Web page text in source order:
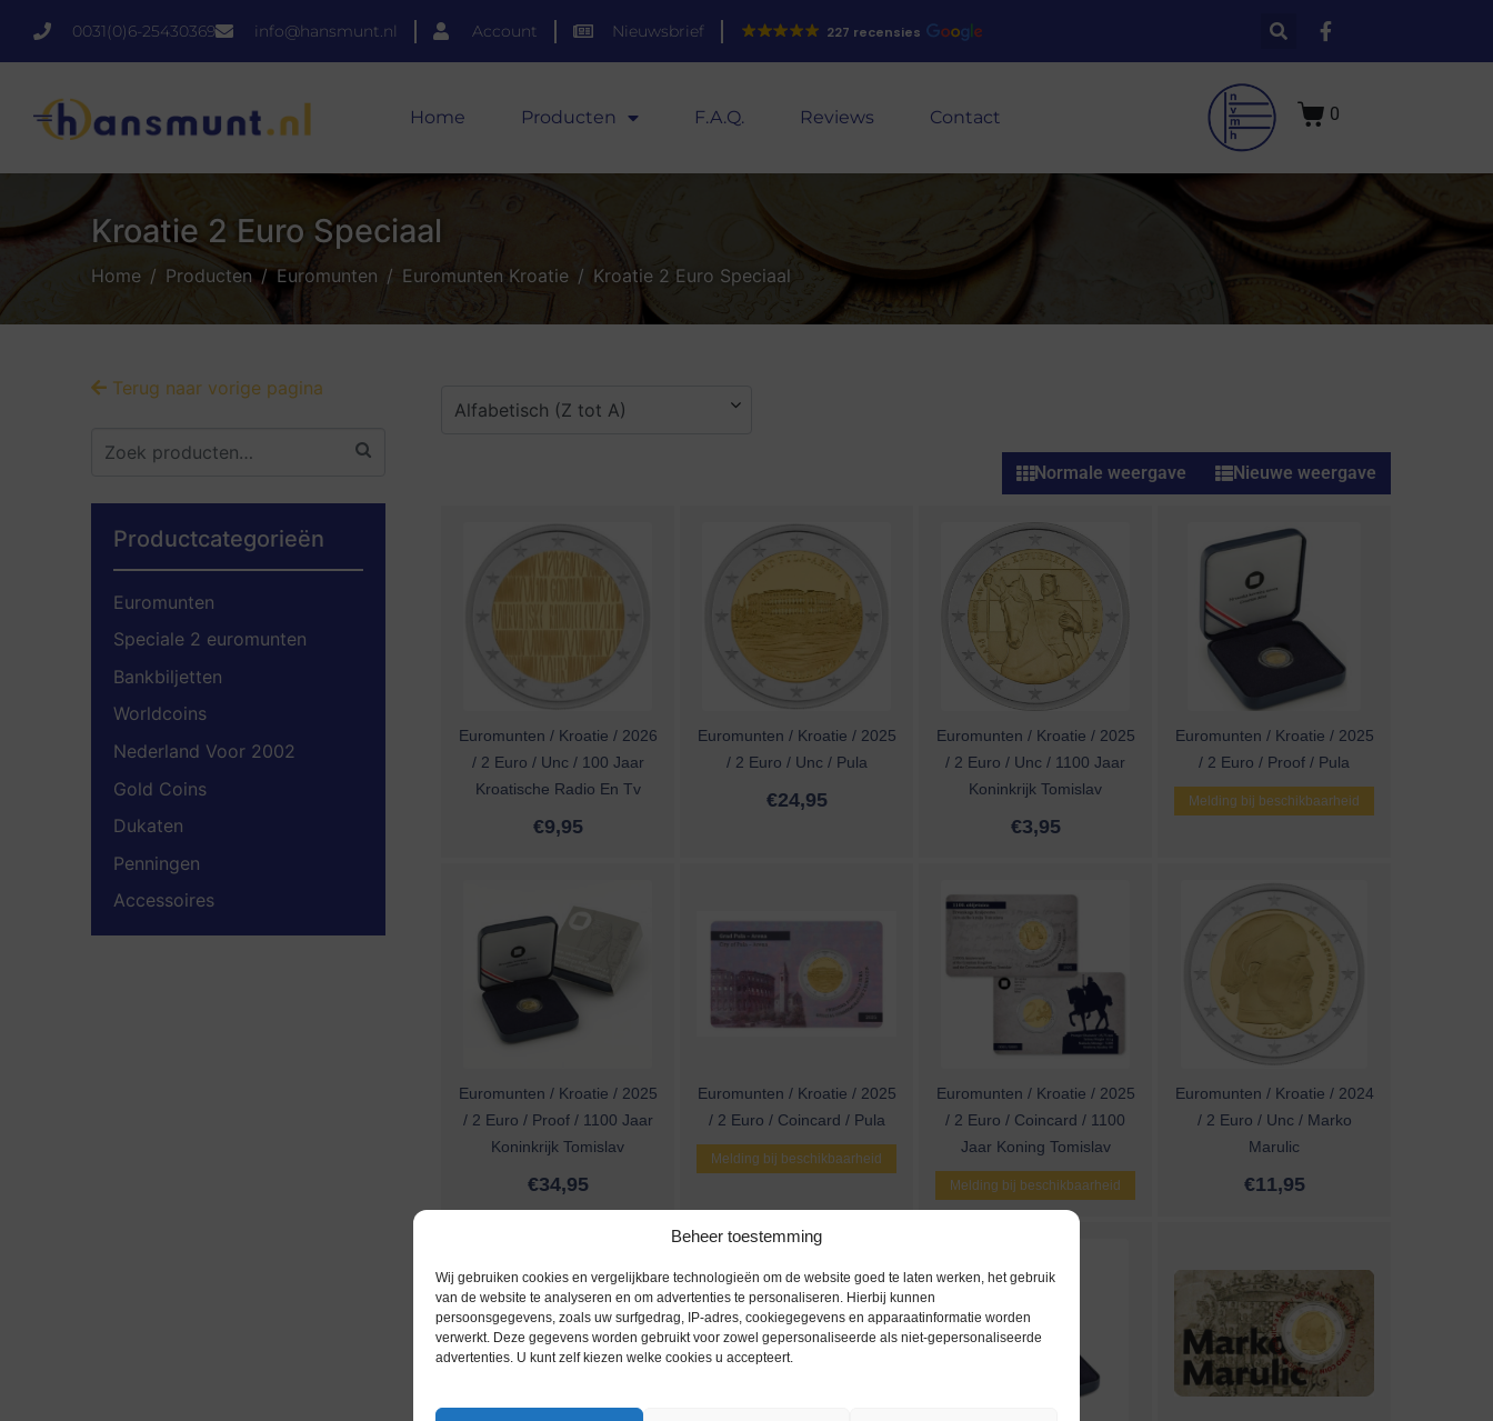
Beheer toestemming
Wij gebruiken cookies en vergelijkbare technologieën om de website goed te laten werken, het gebruik
van de website te analyseren en om advertenties te personaliseren. Hierbij kunnen
persoonsgegevens, zoals uw surfgedrag, IP-adres, cookiegegevens en apparaatinformatie worden
verwerkt. Deze gegevens worden gebruikt voor zowel gepersonaliseerde als niet-gepersonaliseerde
advertenties. U kunt zelf kiezen welke cookies u accepteert.
0031(0)6-25430369 info@hansmunt.nl Account Nieuwsbrief 227 recensies
Home Producten F.A.Q. Reviews Contact 0
Kroatie 2 Euro Speciaal
Home Producten Euromunten Euromunten Kroatie Kroatie 2 Euro Speciaal
Normale weergave Nieuwe weergave
Euromunten / Kroatie / 2026
/ 2 Euro / Unc / 100 Jaar
Kroatische Radio En Tv
€9,95
Euromunten / Kroatie / 2025
/ 2 Euro / Unc / Pula
€24,95
Euromunten / Kroatie / 2025
/ 2 Euro / Unc / 1100 Jaar
Koninkrijk Tomislav
€3,95
Euromunten / Kroatie / 2025
/ 2 Euro / Proof / Pula
Melding bij beschikbaarheid
Euromunten / Kroatie / 2025
/ 2 Euro / Proof / 1100 Jaar
Koninkrijk Tomislav
€34,95
Euromunten / Kroatie / 2025
/ 2 Euro / Coincard / Pula
Melding bij beschikbaarheid
Euromunten / Kroatie / 2025
/ 2 Euro / Coincard / 1100
Jaar Koning Tomislav
Melding bij beschikbaarheid
Euromunten / Kroatie / 2024
/ 2 Euro / Unc / Marko
Marulic
€11,95
Terug naar vorige pagina
Productcategorieën
Euromunten
Speciale 2 euromunten
Bankbiljetten
Worldcoins
Nederland Voor 2002
Gold Coins
Dukaten
Penningen
Accessoires